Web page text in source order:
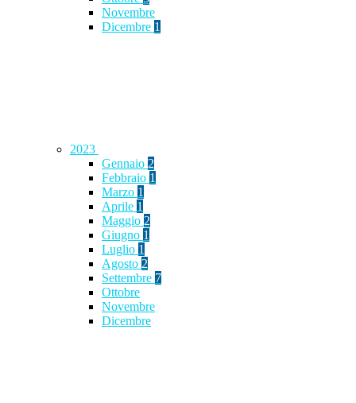
Novembre
Dicembre 1
2023
Gennaio 2
Febbraio 1
Marzo 1
Aprile 1
Maggio 2
Giugno 1
Luglio 1
Agosto 2
Settembre 7
Ottobre
Novembre
Dicembre